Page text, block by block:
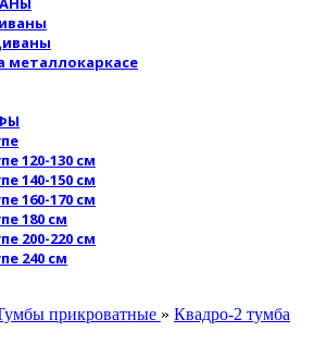
металлокаркасе
120-130 см
140-150 см
160-170 см
180 см
200-220 см
240 см
прикроватные » Квадро-2 тумба